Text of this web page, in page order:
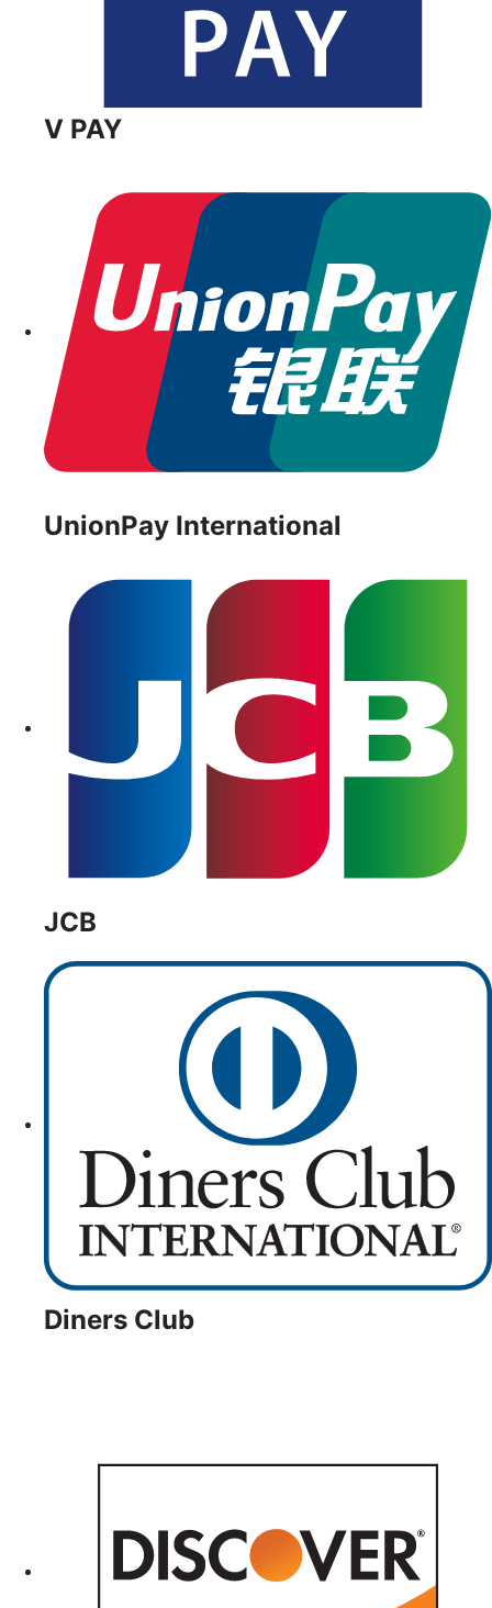
V PAY
UnionPay International
JCB
Diners Club